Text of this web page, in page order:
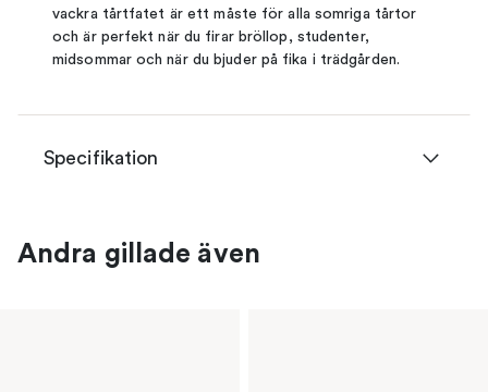
vackra tårtfatet är ett måste för alla somriga tårtor
och är perfekt när du firar bröllop, studenter,
midsommar och när du bjuder på fika i trädgården.
Specifikation
Andra gillade även